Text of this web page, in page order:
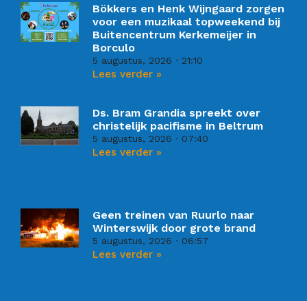
Bökkers en Henk Wijngaard zorgen
voor een muzikaal topweekend bij
Buitencentrum Kerkemeijer in
Borculo
5 augustus, 2026 21:10
Lees verder »
Ds. Bram Grandia spreekt over
christelijk pacifisme in Beltrum
5 augustus, 2026 07:40
Lees verder »
Geen treinen van Ruurlo naar
Winterswijk door grote brand
5 augustus, 2026 06:57
Lees verder »